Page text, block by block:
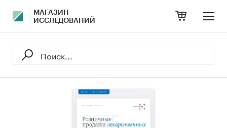
МАГАЗИН
ИССЛЕДОВАНИЙ